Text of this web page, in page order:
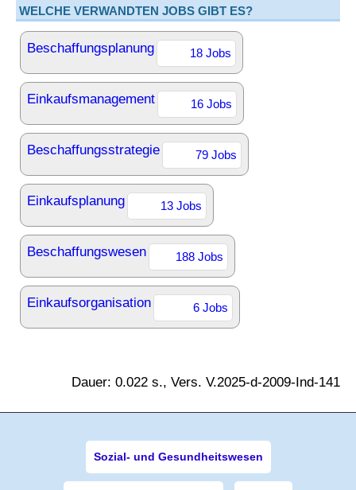
WELCHE VERWANDTEN JOBS GIBT ES?
Beschaffungsplanung 18 Jobs
Einkaufsmanagement 16 Jobs
Beschaffungsstrategie 79 Jobs
Einkaufsplanung 13 Jobs
Beschaffungswesen 188 Jobs
Einkaufsorganisation 6 Jobs
Dauer: 0.022 s., Vers. V.2025-d-2009-Ind-141
Sozial- und Gesundheitswesen